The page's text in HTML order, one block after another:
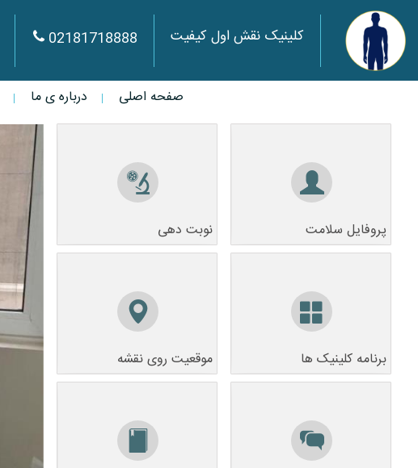
کلینیک نقش اول کیفیت 02181718888
صفحه اصلی درباره ی ما
پروفایل سلامت
پروفایل سلامت
نوبت دهی
نوبت دهی
برنامه کلینیک ها
برنامه کلینیک ها
موقعیت روی نقشه
موقعیت روی نقشه
انتقادات و پیشنهادات راهنمای بیماران